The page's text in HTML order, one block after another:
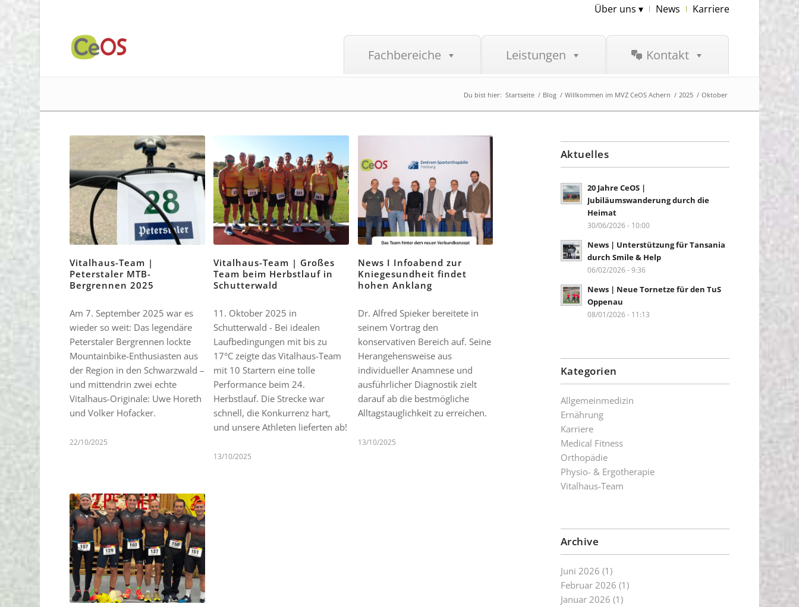
Über uns ▾ News Karriere
Fachbereiche Leistungen Kontakt
Du bist hier: Startseite / Blog / Willkommen im MVZ CeOS Achern / 2025 / Oktober
Vitalhaus-Team |
Peterstaler MTB-
Bergrennen 2025
Am 7. September 2025 war es
wieder so weit: Das legendäre
Peterstaler Bergrennen lockte
Mountainbike-Enthusiasten aus
der Region in den Schwarzwald –
und mittendrin zwei echte
Vitalhaus-Originale: Uwe Horeth
und Volker Hofacker.
22/10/2025
Vitalhaus-Team | Großes
Team beim Herbstlauf in
Schutterwald
11. Oktober 2025 in
Schutterwald - Bei idealen
Laufbedingungen mit bis zu
17°C zeigte das Vitalhaus-Team
mit 10 Startern eine tolle
Performance beim 24.
Herbstlauf. Die Strecke war
schnell, die Konkurrenz hart,
und unsere Athleten lieferten ab!
13/10/2025
News I Infoabend zur
Kniegesundheit findet
hohen Anklang
Dr. Alfred Spieker bereitete in
seinem Vortrag den
konservativen Bereich auf. Seine
Herangehensweise aus
individueller Anamnese und
ausführlicher Diagnostik zielt
darauf ab die bestmögliche
Alltagstauglichkeit zu erreichen.
13/10/2025
Aktuelles
20 Jahre CeOS |
Jubiläumswanderung durch die
Heimat
30/06/2026 - 10:00
News | Unterstützung für Tansania
durch Smile & Help
06/02/2026 - 9:36
News | Neue Tornetze für den TuS
Oppenau
08/01/2026 - 11:13
Kategorien
Allgemeinmedizin
Ernährung
Karriere
Medical Fitness
Orthopädie
Physio- & Ergotherapie
Vitalhaus-Team
Archive
Juni 2026 (1)
Februar 2026 (1)
Januar 2026 (1)